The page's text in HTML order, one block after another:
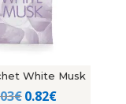
White Musk
€El
0.82€El